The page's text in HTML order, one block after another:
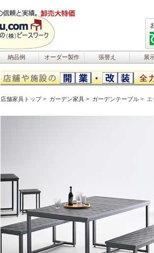
納品例 オーダー製作 張替え 展
店舗家具トップ ガーデン家具 ガーデンテーブル エ